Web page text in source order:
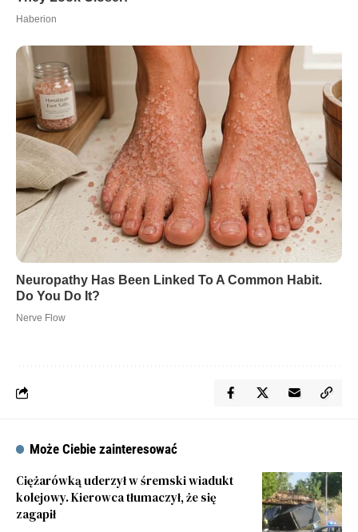
Może Ciebie zainteresować
Ciężarówką uderzył w śremski wiadukt
kolejowy. Kierowca tłumaczył, że się
zagapił